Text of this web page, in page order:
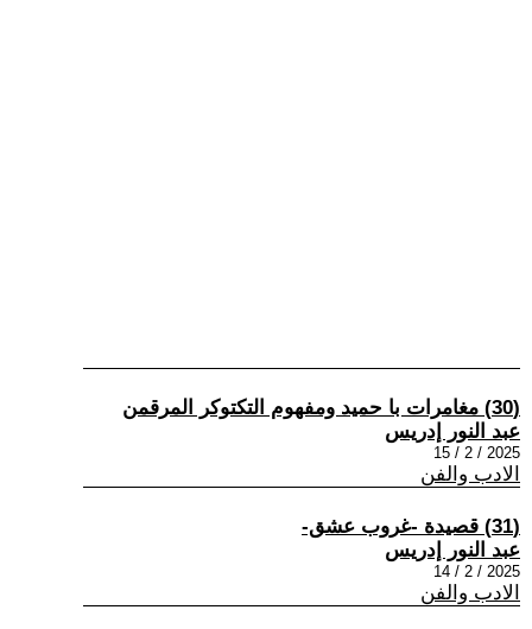
(30) مغامرات با حميد ومفهوم التكتوكر المرقمن
عبد النور إدريس
2025 / 2 / 15
الادب والفن
(31) قصيدة -غروب عشق-
عبد النور إدريس
2025 / 2 / 14
الادب والفن